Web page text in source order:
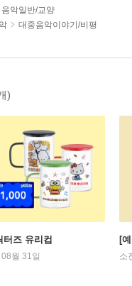
음악일반/교양
대중음악이야기/비평
)
즈 유리컵
월 31일
[
소